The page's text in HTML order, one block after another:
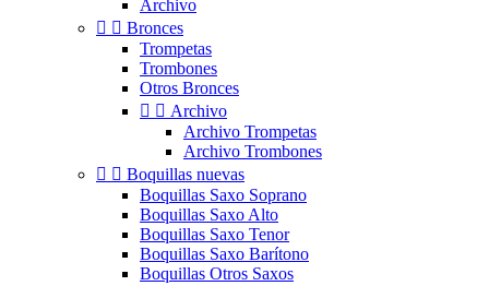
Archivo
  Bronces
Trompetas
Trombones
Otros Bronces
  Archivo
Archivo Trompetas
Archivo Trombones
  Boquillas nuevas
Boquillas Saxo Soprano
Boquillas Saxo Alto
Boquillas Saxo Tenor
Boquillas Saxo Barítono
Boquillas Otros Saxos